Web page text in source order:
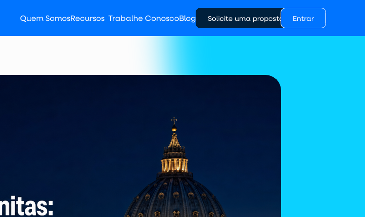
Quem SomosRecursos Trabalhe ConoscoBlog Solicite uma proposta Entrar